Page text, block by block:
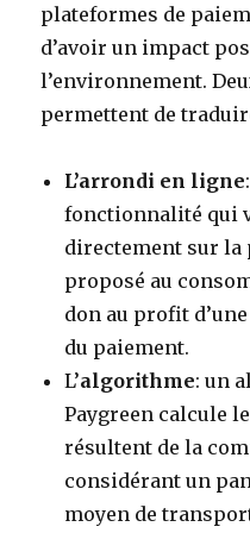
plateformes de
d’avoir un impact
l’environnement.
permettent de
L’arrondi en ligne
fonctionnalité qui
directement sur la
proposé au
don au profit
du paiement.
L’algorithme: un
Paygreen calcule
résultent de la
considérant un
moyen de